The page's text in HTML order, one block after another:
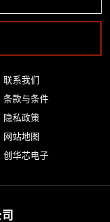
联系我们
条款与条件
隐私政策
网站地图
创华芯电子